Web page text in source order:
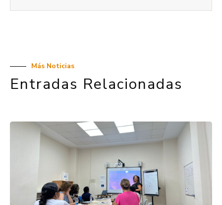
Más Noticias
Entradas Relacionadas